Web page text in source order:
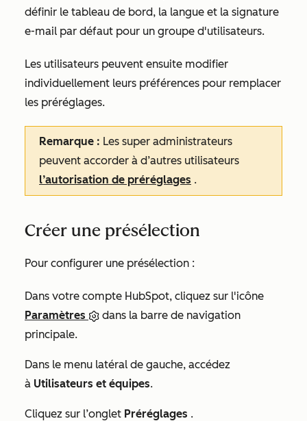
définir le tableau de bord, la langue et la signature
e-mail par défaut pour un groupe d'utilisateurs.
Les utilisateurs peuvent ensuite modifier
individuellement leurs préférences pour remplacer
les préréglages.
Remarque : Les super administrateurs
peuvent accorder à d’autres utilisateurs
l’autorisation de préréglages .
Créer une présélection
Pour configurer une présélection :
Dans votre compte HubSpot, cliquez sur l'icône
Paramètres
dans la barre de navigation
principale.
Dans le menu latéral de gauche, accédez
à Utilisateurs et équipes.
Cliquez sur l’onglet Préréglages .